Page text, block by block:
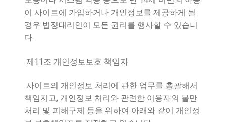
이 사이트에 가입하거나 개인정보를 제공하게 될
경우 법정대리인이 모든 권리를 행사할 수 있습니
다.
제 11 조 개인정보보호 책임자
사이트의 개인정보 처리에 관한 업무를 총괄해서
책임지고, 개인정보 처리와 관련한 이용자의 불만
처리 및 피해구제 등을 위하여 아래와 같이 개인정